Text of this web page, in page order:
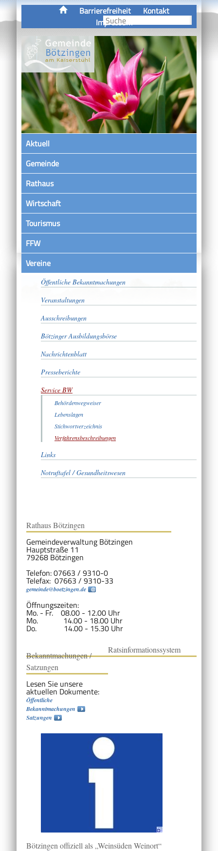
Barrierefreiheit
Kontakt
Impressum
Aktuell
Gemeinde
Rathaus
Wirtschaft
Tourismus
FFW
VereineSatzungen
Öffentliche Bekanntmachungen
Veranstaltungen
Ausschreibungen
Bötzinger Ausbildungsbörse
Nachrichtenblatt
Presseberichte
Service BW
Behördenwegweiser
Lebenslagen
Stichwortverzeichnis
Verfahrensbeschreibungen
Links
Notruftafel / Gesundheitswesen
Rathaus Bötzingen
Gemeindeverwaltung Bötzingen
Hauptstraße 11
79268 Bötzingen
Telefon: 07663 / 9310-0
Telefax: 07663 / 9310-33
gemeinde@boetzingen.de
Öffnungszeiten:
Mo. - Fr. 08.00 - 12.00 Uhr
Mo. 14.00 - 18.00 Uhr
Do. 14.00 - 15.30 Uhr
Bekanntmachungen /
Satzungen
Lesen Sie unsere
aktuellen Dokumente:
Öffentliche
Bekanntmachungen
Satzungen
Ratsinformationssystem
Bötzingen offiziell als „Weinsüden Weinort“